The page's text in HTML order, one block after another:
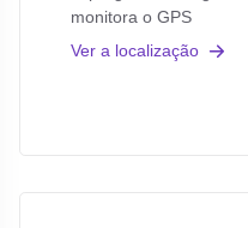
monitora o GPS
Ver a localização